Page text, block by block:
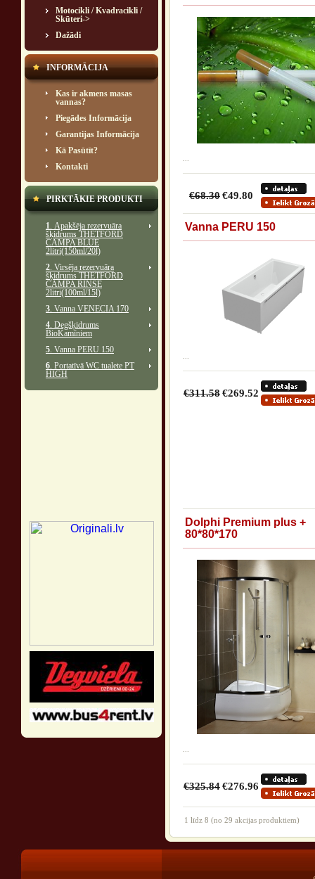
Motocikli / Kvadracikli /
Skūteri->
Dažādi
INFORMĀCIJA
Kas ir akmens masas
vannas?
Piegādes Informācija
Garantijas Informācija
Kā Pasūtīt?
Kontakti
PIRKTĀKIE PRODUKTI
1. Apakšēja rezervuāra
šķidrums THETFORD
CAMPA BLUE
2litri(150ml/20l)
2. Virsēja rezervuāra
šķidrums THETFORD
CAMPA RINSE
2litri(100ml/15l)
3. Vanna VENECIA 170
4. Degšķidrums
BioKamīniem
5. Vanna PERU 150
6. Portatīvā WC tualete PT
HIGH
€68.30€49.80
Vanna PERU 150
€311.58€269.52
Dolphi Premium plus +
80*80*170
€325.84€276.96
1 līdz 8 (no 29 akcijas produktiem)